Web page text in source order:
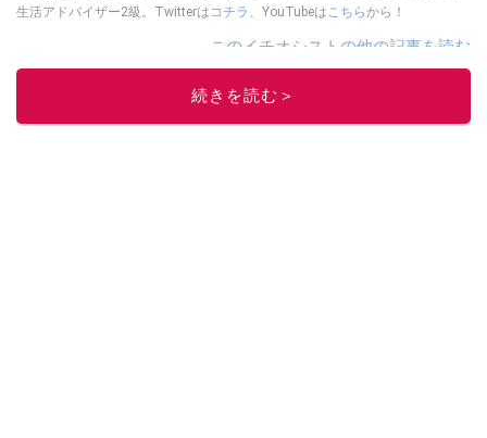
生活アドバイザー2級。Twitterは コチラ 、YouTubeはこちらから！
このイチオシストの他の記事を読む
続きを読む＞